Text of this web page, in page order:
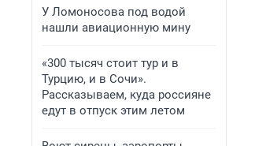
У Ломоносова под водой
нашли авиационную мину
«300 тысяч стоит тур и в
Турцию, и в Сочи».
Рассказываем, куда россияне
едут в отпуск этим летом